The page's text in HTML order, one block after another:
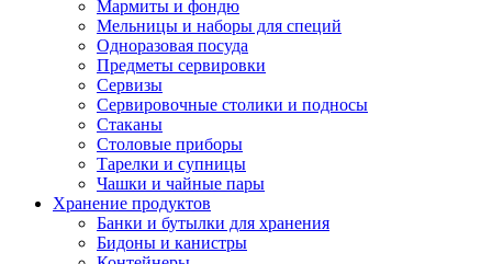
Мармиты и фондю
Мельницы и наборы для специй
Одноразовая посуда
Предметы сервировки
Сервизы
Сервировочные столики и подносы
Стаканы
Столовые приборы
Тарелки и супницы
Чашки и чайные пары
Хранение продуктов
Банки и бутылки для хранения
Бидоны и канистры